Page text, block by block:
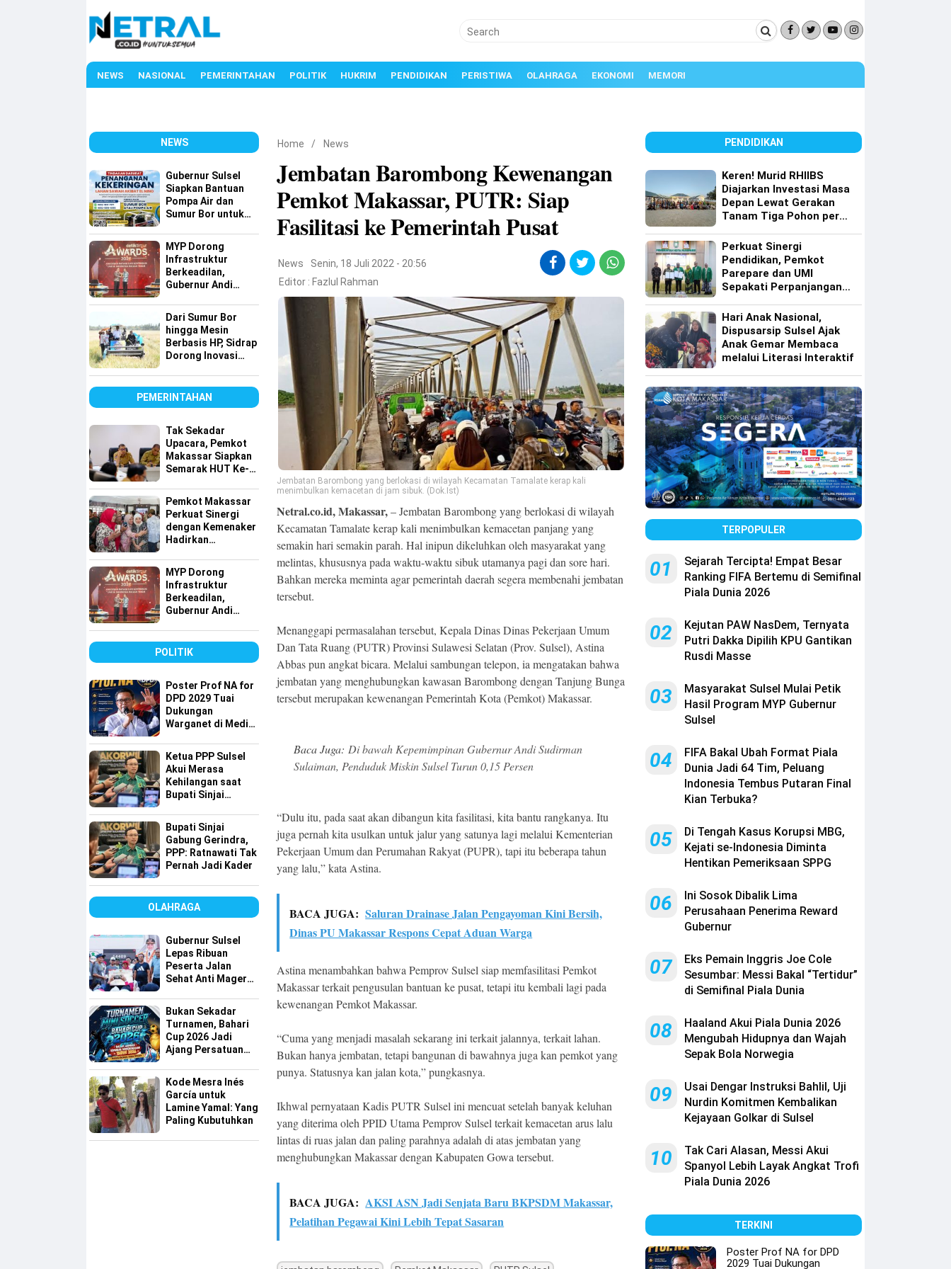
NEWS NASIONAL PEMERINTAHAN POLITIK HUKRIM PENDIDIKAN PERISTIWA OLAHRAGA EKONOMI MEMORI
NEWS
Gubernur Sulsel
Siapkan Bantuan
Pompa Air dan
Sumur Bor untuk
MYP Dorong
Infrastruktur
Berkeadilan,
Gubernur Andi
Dari Sumur Bor
hingga Mesin
Berbasis HP, Sidrap
Dorong Inovasi
PEMERINTAHAN
Tak Sekadar
Upacara, Pemkot
Makassar Siapkan
Semarak HUT Ke-
Pemkot Makassar
Perkuat Sinergi
dengan Kemenaker
Hadirkan
Berkeadilan
MYP Dorong
Infrastruktur
Berkeadilan,
Gubernur Andi
POLITIK
Poster Prof NA for
DPD 2029 Tuai
Dukungan
Warganet di Media
Ketua PPP Sulsel
Akui Merasa
Kehilangan saat
Bupati Sinjai
Bupati Sinjai
Gabung Gerindra,
PPP: Ratnawati Tak
Pernah Jadi Kader
OLAHRAGA
Gubernur Sulsel
Lepas Ribuan
Peserta Jalan
Sehat Anti Mager
Lintas Agama
Bukan Sekadar
Turnamen, Bahari
Cup 2026 Jadi
Ajang Persatuan
Sinjai
Kode Mesra Inés
García untuk
Lamine Yamal: Yang
Paling Kubutuhkan
Home / News
Jembatan Barombong Kewenangan
Pemkot Makassar, PUTR: Siap
Fasilitasi ke Pemerintah Pusat
News
Senin, 18 Juli 2022 - 20:56
Editor : Fazlul Rahman
Jembatan Barombong yang berlokasi di wilayah Kecamatan Tamalate kerap kali
menimbulkan kemacetan di jam sibuk. (Dok.Ist)
Netral.co.id, Makassar,– Jembatan Barombong yang berlokasi di wilayah
Kecamatan Tamalate kerap kali menimbulkan kemacetan panjang yang
semakin hari semakin parah. Hal inipun dikeluhkan oleh masyarakat yang
melintas, khususnya pada waktu-waktu sibuk utamanya pagi dan sore hari.
Bahkan mereka meminta agar pemerintah daerah segera membenahi jembatan
tersebut.
Menanggapi permasalahan tersebut, Kepala Dinas Dinas Pekerjaan Umum
Dan Tata Ruang (PUTR) Provinsi Sulawesi Selatan (Prov. Sulsel), Astina
Abbas pun angkat bicara. Melalui sambungan telepon, ia mengatakan bahwa
jembatan yang menghubungkan kawasan Barombong dengan Tanjung Bunga
tersebut merupakan kewenangan Pemerintah Kota (Pemkot) Makassar.
Baca Juga: Di bawah Kepemimpinan Gubernur Andi Sudirman
Sulaiman, Penduduk Miskin Sulsel Turun 0,15 Persen
“Dulu itu, pada saat akan dibangun kita fasilitasi, kita bantu rangkanya. Itu
juga pernah kita usulkan untuk jalur yang satunya lagi melalui Kementerian
Pekerjaan Umum dan Perumahan Rakyat (PUPR), tapi itu beberapa tahun
yang lalu,” kata Astina.
BACA JUGA: Saluran Drainase Jalan Pengayoman Kini Bersih,
Dinas PU Makassar Respons Cepat Aduan Warga
Astina menambahkan bahwa Pemprov Sulsel siap memfasilitasi Pemkot
Makassar terkait pengusulan bantuan ke pusat, tetapi itu kembali lagi pada
kewenangan Pemkot Makassar.
“Cuma yang menjadi masalah sekarang ini terkait jalannya, terkait lahan.
Bukan hanya jembatan, tetapi bangunan di bawahnya juga kan pemkot yang
punya. Statusnya kan jalan kota,” pungkasnya.
Ikhwal pernyataan Kadis PUTR Sulsel ini mencuat setelah banyak keluhan
yang diterima oleh PPID Utama Pemprov Sulsel terkait kemacetan arus lalu
lintas di ruas jalan dan paling parahnya adalah di atas jembatan yang
menghubungkan Makassar dengan Kabupaten Gowa tersebut.
BACA JUGA: AKSI ASN Jadi Senjata Baru BKPSDM Makassar,
Pelatihan Pegawai Kini Lebih Tepat Sasaran
PENDIDIKAN
Keren! Murid RHIIBS
Diajarkan Investasi Masa
Depan Lewat Gerakan
Tanam Tiga Pohon per
Perkuat Sinergi
Pendidikan, Pemkot
Parepare dan UMI
Sepakati Perpanjangan
Perguruan Tinggi
Hari Anak Nasional,
Dispusarsip Sulsel Ajak
Anak Gemar Membaca
melalui Literasi Interaktif
TERPOPULER
01
Sejarah Tercipta! Empat Besar
Ranking FIFA Bertemu di Semifinal
Piala Dunia 2026
02
Kejutan PAW NasDem, Ternyata
Putri Dakka Dipilih KPU Gantikan
Rusdi Masse
03
Masyarakat Sulsel Mulai Petik
Hasil Program MYP Gubernur
Sulsel
04
FIFA Bakal Ubah Format Piala
Dunia Jadi 64 Tim, Peluang
Indonesia Tembus Putaran Final
Kian Terbuka?
05
Di Tengah Kasus Korupsi MBG,
Kejati se-Indonesia Diminta
Hentikan Pemeriksaan SPPG
06
Ini Sosok Dibalik Lima
Perusahaan Penerima Reward
Gubernur
07
Eks Pemain Inggris Joe Cole
Sesumbar: Messi Bakal “Tertidur”
di Semifinal Piala Dunia
08
Haaland Akui Piala Dunia 2026
Mengubah Hidupnya dan Wajah
Sepak Bola Norwegia
09
Usai Dengar Instruksi Bahlil, Uji
Nurdin Komitmen Kembalikan
Kejayaan Golkar di Sulsel
10
Tak Cari Alasan, Messi Akui
Spanyol Lebih Layak Angkat Trofi
Piala Dunia 2026
TERKINI
Poster Prof NA for DPD
2029 Tuai Dukungan